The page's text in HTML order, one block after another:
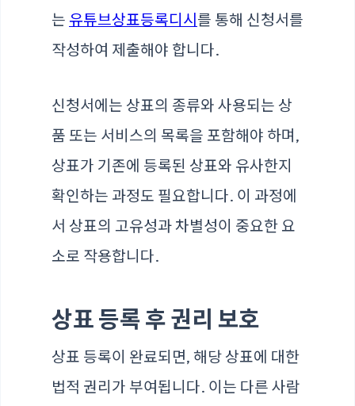
는 유튜브상표등록디시 를 통해 신청서를
작성하여 제출해야 합니다.
신청서에는 상표의 종류와 사용되는 상
품 또는 서비스의 목록을 포함해야 하며,
상표가 기존에 등록된 상표와 유사한지
확인하는 과정도 필요합니다. 이 과정에
서 상표의 고유성과 차별성이 중요한 요
소로 작용합니다.
상표 등록 후 권리 보호
상표 등록이 완료되면, 해당 상표에 대한
법적 권리가 부여됩니다. 이는 다른 사람